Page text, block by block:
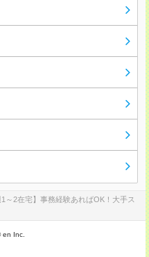
1～2在宅】事務経験あればOK！大手ス
en Inc.